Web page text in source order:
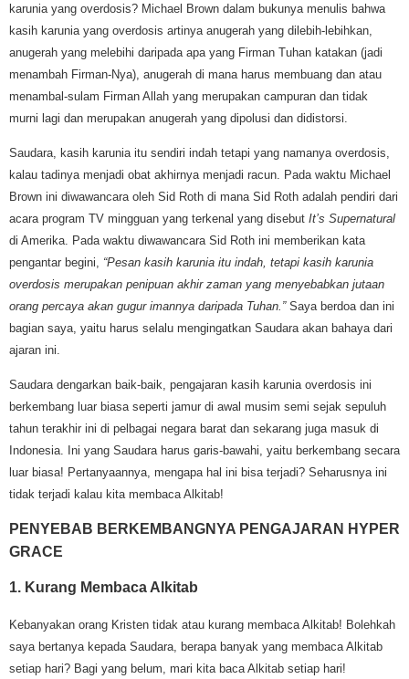
karunia yang overdosis? Michael Brown dalam bukunya menulis bahwa
kasih karunia yang overdosis artinya anugerah yang dilebih-lebihkan,
anugerah yang melebihi daripada apa yang Firman Tuhan katakan (jadi
menambah Firman-Nya), anugerah di mana harus membuang dan atau
menambal-sulam Firman Allah yang merupakan campuran dan tidak
murni lagi dan merupakan anugerah yang dipolusi dan didistorsi.
Saudara, kasih karunia itu sendiri indah tetapi yang namanya overdosis,
kalau tadinya menjadi obat akhirnya menjadi racun. Pada waktu Michael
Brown ini diwawancara oleh Sid Roth di mana Sid Roth adalah pendiri dari
acara program TV mingguan yang terkenal yang disebut It’s Supernatural
di Amerika. Pada waktu diwawancara Sid Roth ini memberikan kata
pengantar begini, “Pesan kasih karunia itu indah, tetapi kasih karunia
overdosis merupakan penipuan akhir zaman yang menyebabkan jutaan
orang percaya akan gugur imannya daripada Tuhan.”Saya berdoa dan ini
bagian saya, yaitu harus selalu mengingatkan Saudara akan bahaya dari
ajaran ini.
Saudara dengarkan baik-baik, pengajaran kasih karunia overdosis ini
berkembang luar biasa seperti jamur di awal musim semi sejak sepuluh
tahun terakhir ini di pelbagai negara barat dan sekarang juga masuk di
Indonesia. Ini yang Saudara harus garis-bawahi, yaitu berkembang secara
luar biasa! Pertanyaannya, mengapa hal ini bisa terjadi? Seharusnya ini
tidak terjadi kalau kita membaca Alkitab!
PENYEBAB BERKEMBANGNYA PENGAJARAN HYPER
GRACE
1. Kurang Membaca Alkitab
Kebanyakan orang Kristen tidak atau kurang membaca Alkitab! Bolehkah
saya bertanya kepada Saudara, berapa banyak yang membaca Alkitab
setiap hari? Bagi yang belum, mari kita baca Alkitab setiap hari!